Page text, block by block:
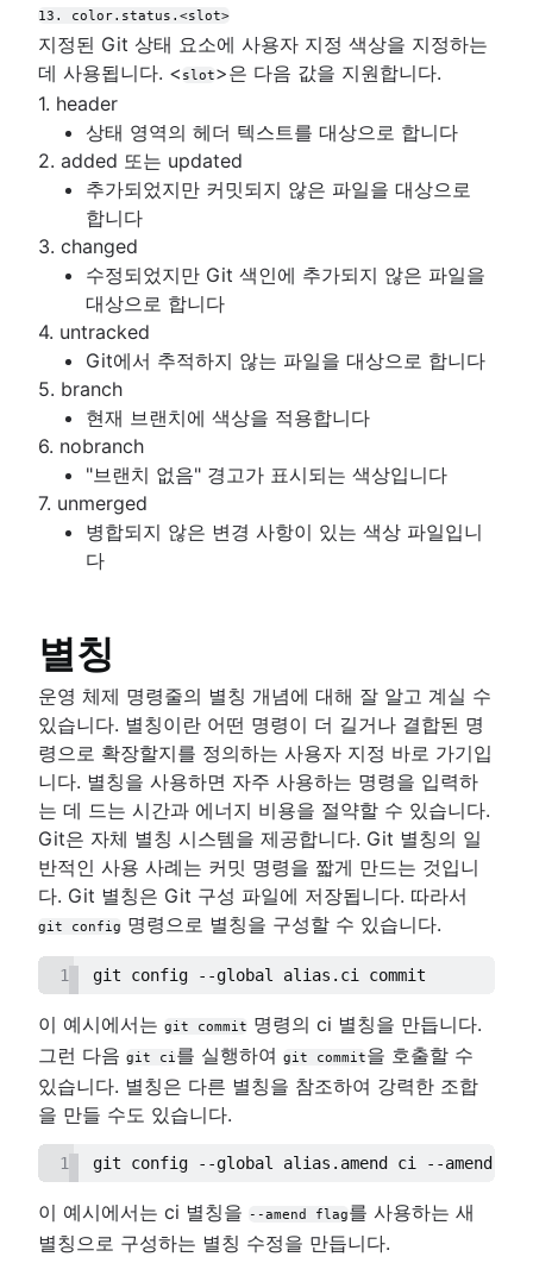
13. color.status.<slot>
지정된 Git 상태 요소에 사용자 지정 색상을 지정하는
데 사용됩니다. < slot>은 다음 값을 지원합니다.
1. header
상태 영역의 헤더 텍스트를 대상으로 합니다
2. added 또는 updated
추가되었지만 커밋되지 않은 파일을 대상으로
합니다
3. changed
수정되었지만 Git 색인에 추가되지 않은 파일을
대상으로 합니다
4. untracked
Git에서 추적하지 않는 파일을 대상으로 합니다
5. branch
현재 브랜치에 색상을 적용합니다
6. nobranch
"브랜치 없음" 경고가 표시되는 색상입니다
7. unmerged
병합되지 않은 변경 사항이 있는 색상 파일입니
다
별칭
운영 체제 명령줄의 별칭 개념에 대해 잘 알고 계실 수
있습니다. 별칭이란 어떤 명령이 더 길거나 결합된 명
령으로 확장할지를 정의하는 사용자 지정 바로 가기입
니다. 별칭을 사용하면 자주 사용하는 명령을 입력하
는 데 드는 시간과 에너지 비용을 절약할 수 있습니다.
Git은 자체 별칭 시스템을 제공합니다. Git 별칭의 일
반적인 사용 사례는 커밋 명령을 짧게 만드는 것입니
다. Git 별칭은 Git 구성 파일에 저장됩니다. 따라서
git config 명령으로 별칭을 구성할 수 있습니다.
1 git config --global alias.ci commit
이 예시에서는 git commit 명령의 ci 별칭을 만듭니다.
그런 다음 git ci 를 실행하여 git commit을 호출할 수
있습니다. 별칭은 다른 별칭을 참조하여 강력한 조합
을 만들 수도 있습니다.
1 git config --global alias.amend ci --amend
이 예시에서는 ci 별칭을 --amend flag를 사용하는 새
별칭으로 구성하는 별칭 수정을 만듭니다.